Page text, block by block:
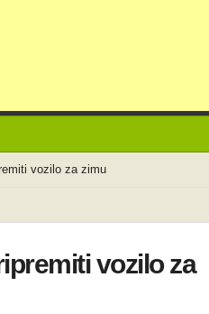
vozilo za zimu
vozilo za